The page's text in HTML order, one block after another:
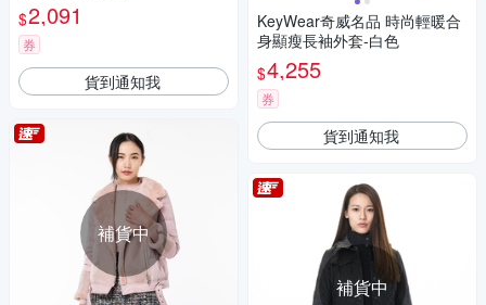
$2,091
券
貨到通知我
補貨中
KeyWear奇威名品 時尚輕暖合
身顯瘦長袖外套-白色
$4,255
券
貨到通知我
補貨中